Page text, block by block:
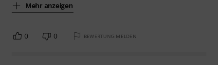
Mehr anzeigen
0 0 BEWERTUNG MELDEN